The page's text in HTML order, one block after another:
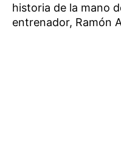
historia de la mano
entrenador, Ramón